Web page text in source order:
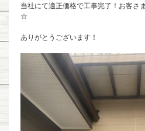
当社にて適正価格で工事完了！お客さ
☆
ありがとうございます！